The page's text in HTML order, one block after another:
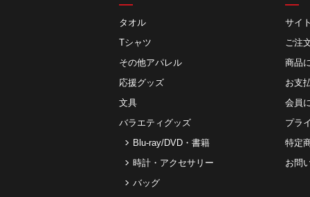
タオル
Tシャツ
その他アパレル
応援グッズ
文具
バラエティグッズ
Blu-ray/DVD・書籍
時計・アクセサリー
バッグ
サイ
ご注
商品
お⽀
会員
プラ
特定
お問